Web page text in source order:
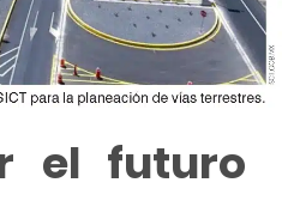
el futuro